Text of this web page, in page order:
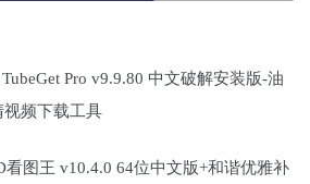
Pro v9.9.80 中文破解安装版-油
视频下载工具
看图王 v10.4.0 64位中文版+和谐优雅补